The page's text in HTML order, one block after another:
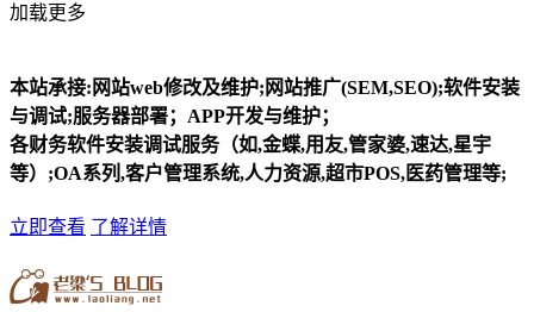
加载更多
本站承接:网站web修改及维护;网站推广(SEM,SEO);软件安装
与调试;服务器部署；APP开发与维护；
各财务软件安装调试服务（如,金蝶,用友,管家婆,速达,星宇
等）;OA系列,客户管理系统,人力资源,超市POS,医药管理等;
立即查看 了解详情